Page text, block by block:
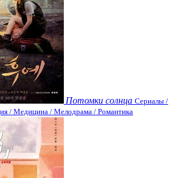
Потомки солнца Сериалы /
/ Медицина / Мелодрама / Романтика